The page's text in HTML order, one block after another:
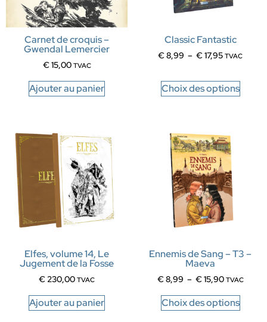
Carnet de croquis –
Gwendal Lemercier
€15,00 TVAC
Ajouter au panier
Classic Fantastic
€8,99 – €17,95 TVAC
Choix des options
Elfes, volume 14, Le
Jugement de la Fosse
€ 230,00 TVAC
Ajouter au panier
Ennemis de Sang – T3 –
Maeva
€8,99 – €15,90 TVAC
Choix des options